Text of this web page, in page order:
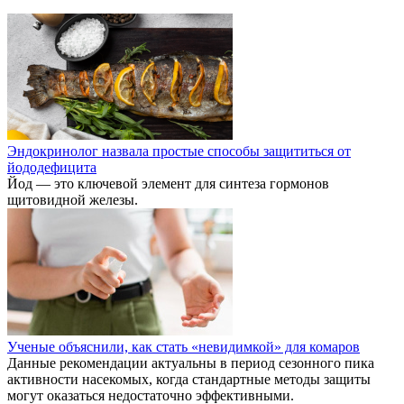
Эндокринолог назвала простые способы защититься от
йододефицита
Йод — это ключевой элемент для синтеза гормонов
щитовидной железы.
Ученые объяснили, как стать «невидимкой» для комаров
Данные рекомендации актуальны в период сезонного пика
активности насекомых, когда стандартные методы защиты
могут оказаться недостаточно эффективными.